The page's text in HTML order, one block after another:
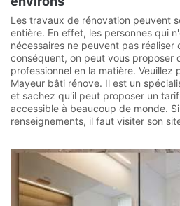
Les travaux de rénovation peuvent
entière. En effet, les personnes qui
nécessaires ne peuvent pas réaliser
conséquent, on peut vous proposer
professionnel en la matière. Veuillez
Mayeur bâti rénove. Il est un
et sachez qu'il peut proposer un
accessible à beaucoup de monde.
renseignements, il faut visiter son